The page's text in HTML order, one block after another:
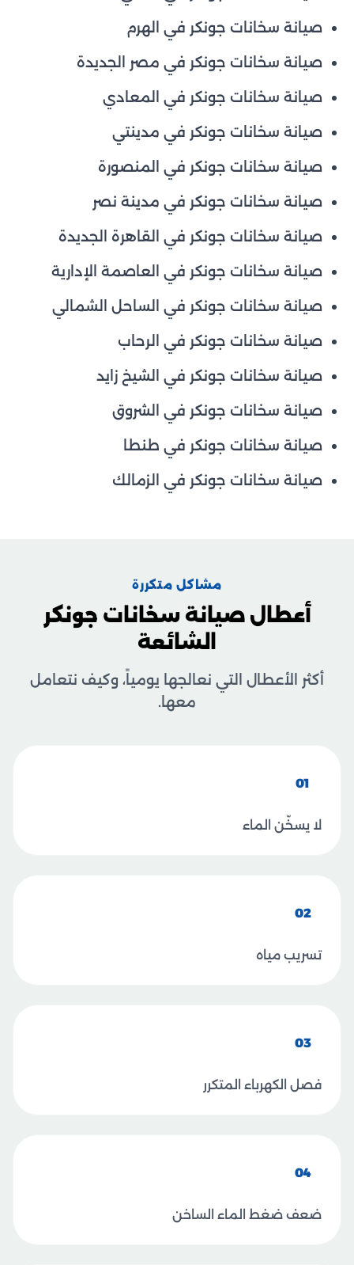
صيانة سخانات جونكر في الهرم
صيانة سخانات جونكر في مصر الجديدة
صيانة سخانات جونكر في المعادي
صيانة سخانات جونكر في مدينتي
صيانة سخانات جونكر في المنصورة
صيانة سخانات جونكر في مدينة نصر
صيانة سخانات جونكر في القاهرة الجديدة
صيانة سخانات جونكر في العاصمة الإدارية
صيانة سخانات جونكر في الساحل الشمالي
صيانة سخانات جونكر في الرحاب
صيانة سخانات جونكر في الشيخ زايد
صيانة سخانات جونكر في الشروق
صيانة سخانات جونكر في طنطا
صيانة سخانات جونكر في الزمالك
مشاكل متكررة
أعطال صيانة سخانات جونكر
الشائعة
أكثر الأعطال التي نعالجها يومياً، وكيف نتعامل
معها.
01
لا يسخّن الماء
02
تسريب مياه
03
فصل الكهرباء المتكرر
04
ضعف ضغط الماء الساخن